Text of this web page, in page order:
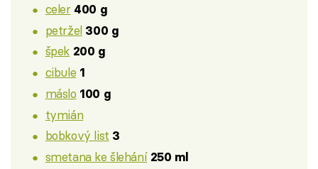
celer 400 g
petržel 300 g
špek 200 g
cibule 1
máslo 100 g
tymián
bobkový list 3
smetana ke šlehání 250 ml